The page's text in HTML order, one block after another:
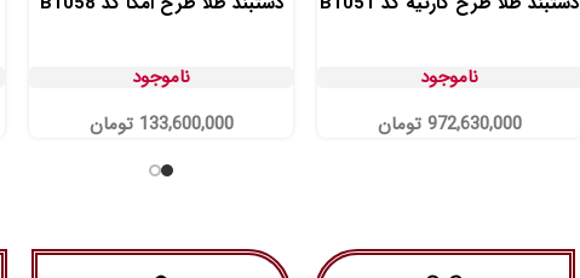
ناموجود
972,630,000 تومان
ناموجود
133,600,000 تومان